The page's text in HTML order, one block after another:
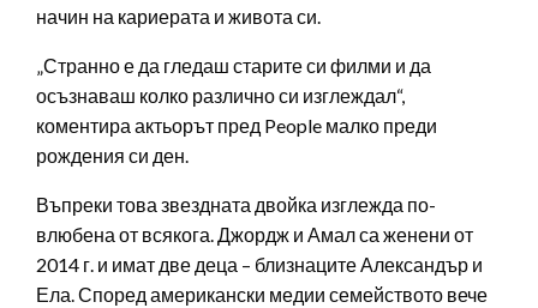
начин на кариерата и живота си.
„Странно е да гледаш старите си филми и да
осъзнаваш колко различно си изглеждал“,
коментира актьорът пред People малко преди
рождения си ден.
Въпреки това звездната двойка изглежда по-
влюбена от всякога. Джордж и Амал са женени от
2014 г. и имат две деца – близнаците Александър и
Ела. Според американски медии семейството вече